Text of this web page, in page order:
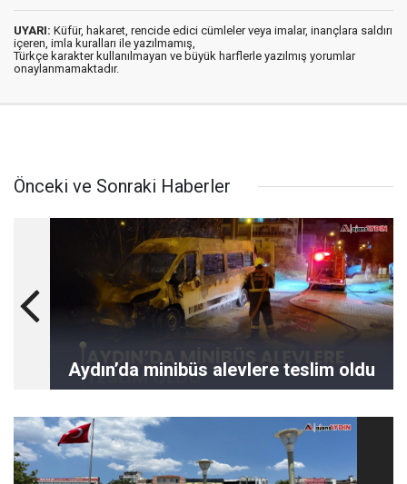
UYARI: Küfür, hakaret, rencide edici cümleler veya imalar, inançlara saldırı
içeren, imla kuralları ile yazılmamış,
Türkçe karakter kullanılmayan ve büyük harflerle yazılmış yorumlar
onaylanmamaktadır.
Önceki ve Sonraki Haberler
Aydın’da minibüs alevlere teslim oldu